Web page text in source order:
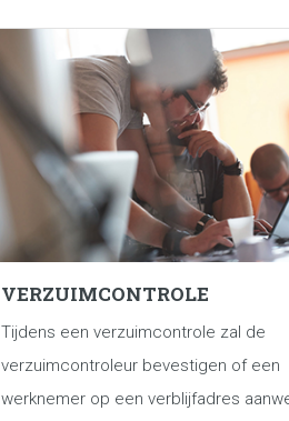
VERZUIMCONTROLE
Tijdens een verzuimcontrole zal de
verzuimcontroleur bevestigen of een
werknemer op een verblijfadres